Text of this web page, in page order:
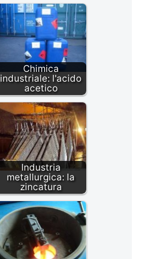
Chimica
industriale: l'acido
acetico
Industria
metallurgica: la
zincatura